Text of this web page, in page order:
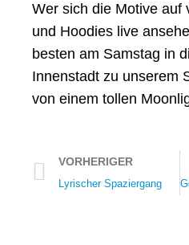
Wer sich die Motive auf
und Hoodies live
besten am Samstag in
Innenstadt zu unserem
von einem tollen
VORHERIGER
Lyrischer Spaziergang